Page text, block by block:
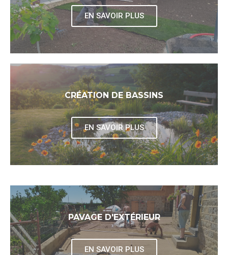
EN SAVOIR PLUS
CRÉATION DE BASSINS
EN SAVOIR PLUS
PAVAGE D'EXTÉRIEUR
EN SAVOIR PLUS